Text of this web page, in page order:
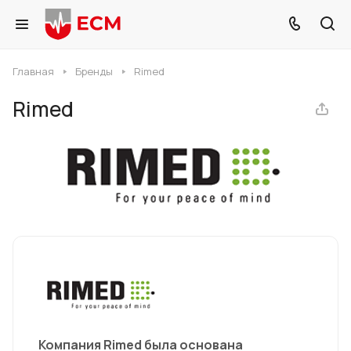
Главная Бренды Rimed
Rimed
Компания Rimed была основана